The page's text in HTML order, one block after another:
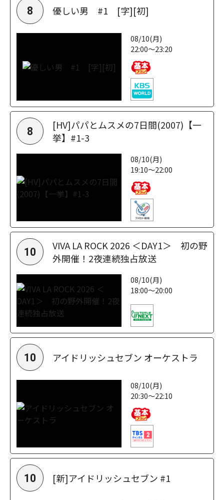
8 優しい男 #1 [字][初]
08/10(月)
22:00～23:20
8
[HV]パパとムスメの7日間(2007)【一
挙】#1-3
08/10(月)
19:10～22:00
10
VIVA LA ROCK 2026 ＜DAY1＞ 初の野
外開催！2夜連続独占放送
08/10(月)
18:00～20:00
10 アイドリッシュセブン オーケストラ
08/10(月)
20:30～22:10
10 [新]アイドリッシュセブン #1